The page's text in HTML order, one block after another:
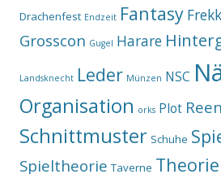
Drachenfest Endzeit Fantasy
Grosscon Gugel Harare
Landsknecht Leder Münzen NSC
Organisation orks Plot
Schnittmuster Schuhe
Spieltheorie Taverne Theorie